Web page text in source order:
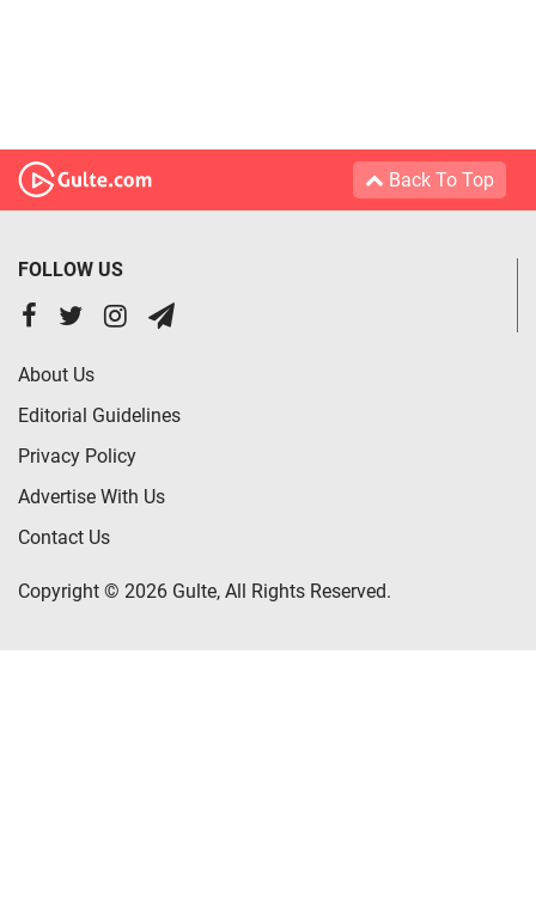
Back To Top
FOLLOW US
About Us
Editorial Guidelines
Privacy Policy
Advertise With Us
Contact Us
Copyright © 2026 Gulte, All Rights Reserved.